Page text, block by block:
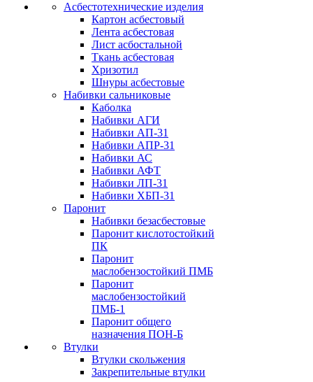
Асбестотехнические изделия
Картон асбестовый
Лента асбестовая
Лист асбостальной
Ткань асбестовая
Хризотил
Шнуры асбестовые
Набивки сальниковые
Каболка
Набивки АГИ
Набивки АП-31
Набивки АПР-31
Набивки АС
Набивки АФТ
Набивки ЛП-31
Набивки ХБП-31
Паронит
Набивки безасбестовые
Паронит кислотостойкий
ПК
Паронит
маслобензостойкий ПМБ
Паронит
маслобензостойкий
ПМБ-1
Паронит общего
назначения ПОН-Б
Втулки
Втулки скольжения
Закрепительные втулки